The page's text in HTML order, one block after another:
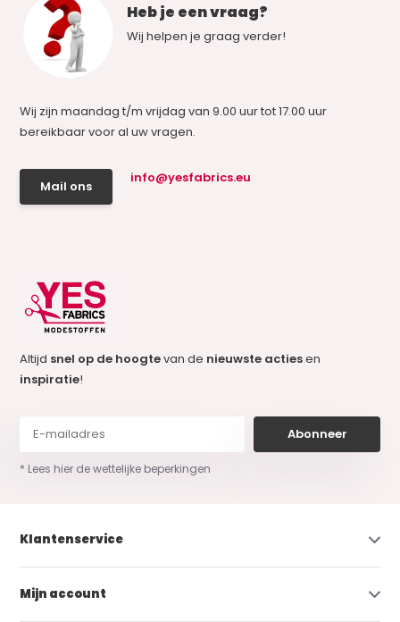
Heb je een vraag?
Wij helpen je graag verder!
Wij zijn maandag t/m vrijdag van 9.00 uur tot 17.00 uur
bereikbaar voor al uw vragen.
Mail ons
info@yesfabrics.eu
Altijd snel op de hoogtevan de nieuwste actiesen
inspiratie!
Abonneer
* Lees hier de wettelijke beperkingen
Klantenservice
Mijn account